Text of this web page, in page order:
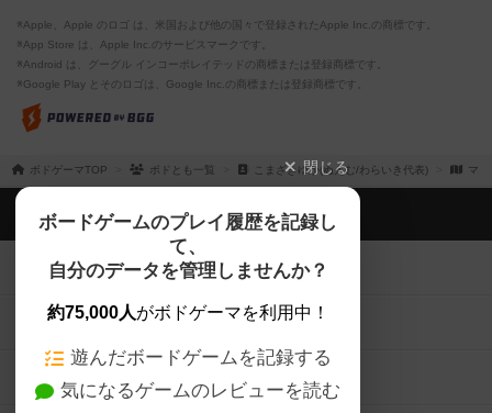
※Apple、Apple のロゴ は、米国および他の国々で登録されたApple Inc.の商標です。
※App Store は、Apple Inc.のサービスマークです。
※Android は、グーグル インコーポレイテッドの商標または登録商標です。
※Google Play とそのロゴは、Google Inc.の商標または登録商標です。
ボドゲーマTOP ボドとも一覧 こまざきゆか(ぬえむ/わらいき代表) マ
閉じる
ボードゲームのプレイ履歴を記録し
て、
自分のデータを管理しませんか？
約75,000人がボドゲーマを利用中！
遊んだボードゲームを記録する
気になるゲームのレビューを読む
ボドゲーマTOP
ボードゲームを検索する
ボードゲームの新着レビュー
ボードゲーム会情報